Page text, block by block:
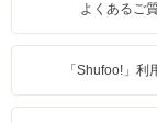
よくあるご
「Shufoo!」利